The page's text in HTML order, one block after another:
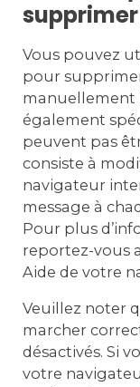
Vous pouvez
pour
manuellement
également
peuvent pas
consiste à
navigateur
message à
Pour plus
reportez-vous
Aide de votre
Veuillez noter
marcher
désactivés. Si
votre